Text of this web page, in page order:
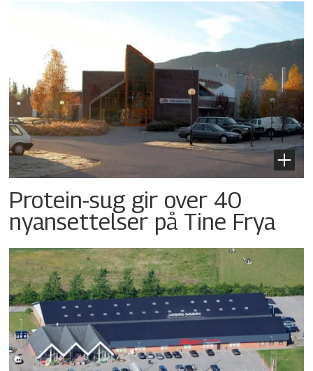
Protein-sug gir over 40
nyansettelser på Tine Frya